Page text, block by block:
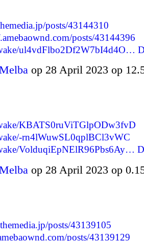
posts/43144310
posts/43144396
ul4vdFlbo2Df2W7bI4d4O…
op 28 April 2023 op
KBATS0ruViTGlpODw3fvD
rn4lWuwSL0qplBCl3vWC
VolduqiEpNElR96Pbs6Ay…
op 28 April 2023 op
posts/43139105
posts/43139129